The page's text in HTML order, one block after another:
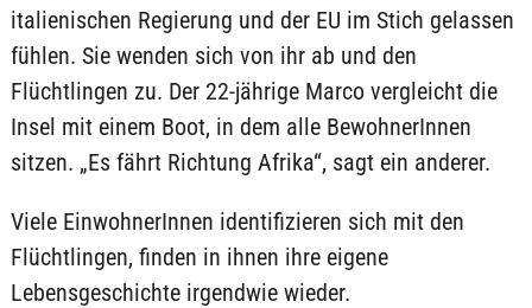
italienischen Regierung und der EU im Stich gelassen
fühlen. Sie wenden sich von ihr ab und den
Flüchtlingen zu. Der 22-jährige Marco vergleicht die
Insel mit einem Boot, in dem alle BewohnerInnen
sitzen. „Es fährt Richtung Afrika“, sagt ein anderer.
Viele EinwohnerInnen identifizieren sich mit den
Flüchtlingen, finden in ihnen ihre eigene
Lebensgeschichte irgendwie wieder.